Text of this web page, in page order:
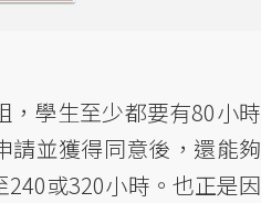
，學生至少都要有80小時
請並獲得同意後，還能夠
或320小時。也正是因